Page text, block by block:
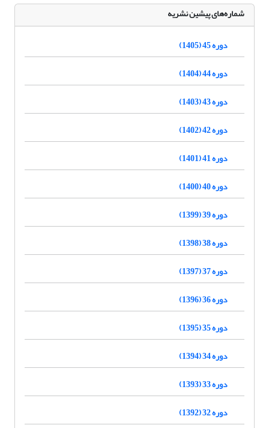
شماره‌های پیشین نشریه
دوره 45 (1405)
دوره 44 (1404)
دوره 43 (1403)
دوره 42 (1402)
دوره 41 (1401)
دوره 40 (1400)
دوره 39 (1399)
دوره 38 (1398)
دوره 37 (1397)
دوره 36 (1396)
دوره 35 (1395)
دوره 34 (1394)
دوره 33 (1393)
دوره 32 (1392)